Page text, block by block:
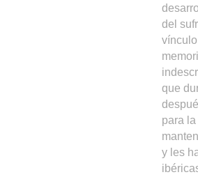
del
que
para
y les